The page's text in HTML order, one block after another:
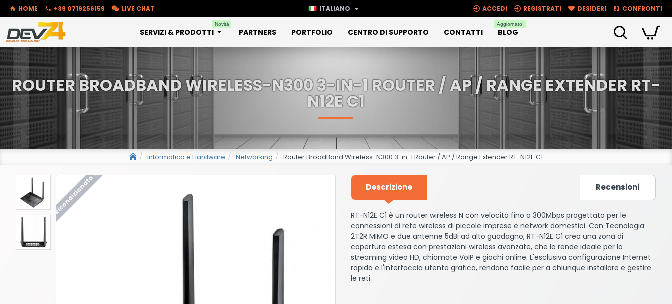
HOME +39 0719256159 LIVE CHAT ITALIANO ACCEDI REGISTRATI DESIDERI CONFRONTI
SERVIZI & PRODOTTI
Novità
PARTNERS PORTFOLIO CENTRO DI SUPPORTO CONTATTI BLOG
Aggiornato!
Informatica e Hardware Networking Router BroadBand Wireless-N300 3-in-1 Router / AP / Range Extender RT-N12E C1
ROUTER BROADBAND WIRELESS-N300 3-IN-1 ROUTER / AP / RANGE EXTENDER RT-
N12E C1
Ricondizionato ! Descrizione Recensioni
RT-N12E C1 è un router wireless N con velocità fino a 300Mbps progettato per le
connessioni di rete wireless di piccole imprese e network domestici. Con Tecnologia
2T2R MIMO e due antenne 5dBi ad alto guadagno, RT-N12E C1 crea una zona di
copertura estesa con prestazioni wireless avanzate, che lo rende ideale per lo
streaming video HD, chiamate VoIP e giochi online. L'esclusiva configurazione Internet
rapida e l'interfaccia utente grafica, rendono facile per a chiunque installare e gestire
le reti.